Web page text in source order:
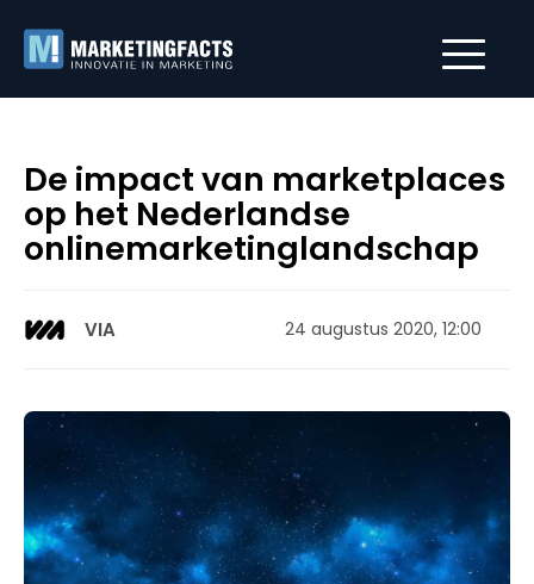
De impact van marketplaces
op het Nederlandse
onlinemarketinglandschap
VIA 24 augustus 2020, 12:00